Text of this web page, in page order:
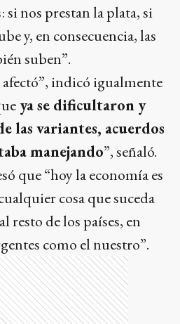
si nos prestan la plata, si
y, en consecuencia, las
suben”.
afectó”, indicó igualmente
ya se dificultaron y
las variantes, acuerdos
manejando”, señaló.
que “hoy la economía es
cosa que suceda
resto de los países, en
como el nuestro”.